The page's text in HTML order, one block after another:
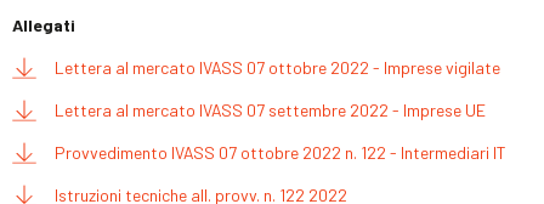
Allegati
Lettera al mercato IVASS 07 ottobre 2022 - Imprese vigilate
Lettera al mercato IVASS 07 settembre 2022 - Imprese UE
Provvedimento IVASS 07 ottobre 2022 n. 122 - Intermediari IT
Istruzioni tecniche all. provv. n. 122 2022